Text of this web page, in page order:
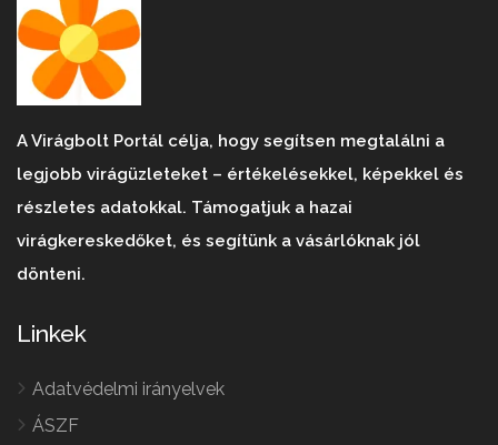
A Virágbolt Portál célja, hogy segítsen megtalálni a
legjobb virágüzleteket – értékelésekkel, képekkel és
részletes adatokkal. Támogatjuk a hazai
virágkereskedőket, és segítünk a vásárlóknak jól
dönteni.
Linkek
Adatvédelmi irányelvek
ÁSZF